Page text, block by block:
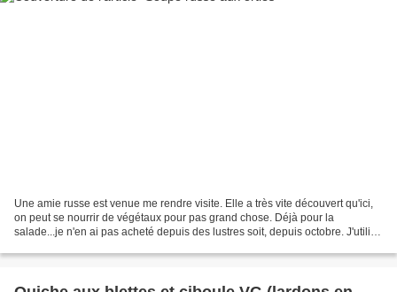
Une amie russe est venue me rendre visite. Elle a très vite découvert qu'ici,
on peut se nourrir de végétaux pour pas grand chose. Déjà pour la
salade...je n'en ai pas acheté depuis des lustres soit, depuis octobre. J'utilise